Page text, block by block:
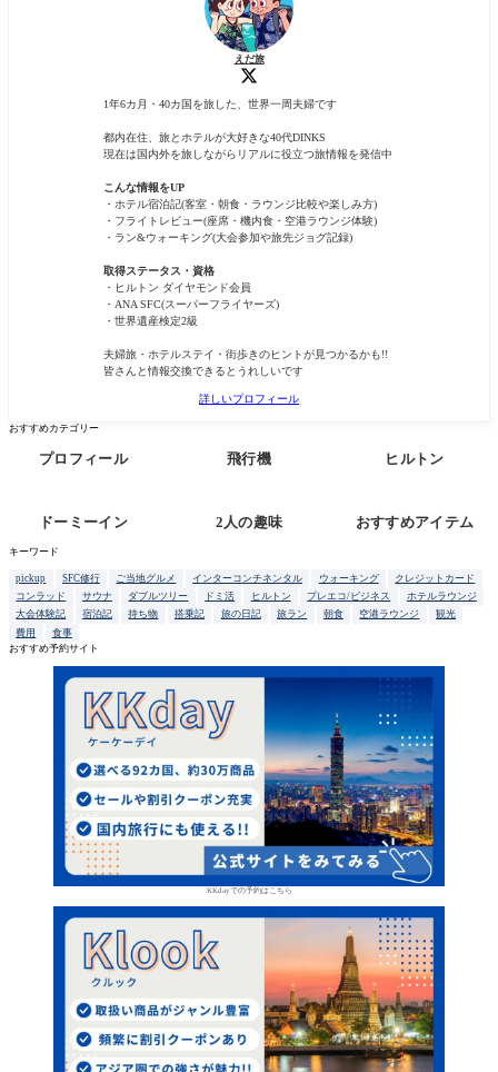
えだ旅
1年6カ月・40カ国を旅した、世界一周夫婦です
都内在住、旅とホテルが大好きな40代DINKS
現在は国内外を旅しながらリアルに役立つ旅情報を発信中
こんな情報をUP
・ホテル宿泊記(客室・朝食・ラウンジ比較や楽しみ方)
・フライトレビュー(座席・機内食・空港ラウンジ体験)
・ラン&ウォーキング(大会参加や旅先ジョグ記録)
取得ステータス・資格
・ヒルトン ダイヤモンド会員
・ANA SFC(スーパーフライヤーズ)
・世界遺産検定2級
夫婦旅・ホテルステイ・街歩きのヒントが見つかるかも!!
皆さんと情報交換できるとうれしいです
詳しいプロフィール
おすすめカテゴリー
プロフィール 飛行機 ヒルトン
ドーミーイン 2人の趣味 おすすめアイテム
キーワード
pickup SFC修行 ご当地グルメ インターコンチネンタル ウォーキング
クレジットカード
コンラッド
サウナ ダブルツリー ドミ活 ヒルトン プレエコ/ビジネス
ホテルラウンジ
大会体験記
宿泊記 持ち物 搭乗記 旅の日記 旅ラン 朝食 空港ラウンジ
観光
費用
食事
おすすめ予約サイト
KKdayでの予約はこちら